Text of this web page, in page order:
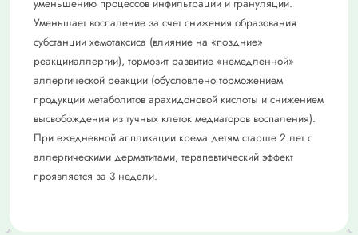
уменьшению процессов инфильтрации и грануляции.
Уменьшает воспаление за счет снижения образования
субстанции хемотаксиса (влияние на «поздние»
реакцииаллергии), тормозит развитие «немедленной»
аллергической реакции (обусловлено торможением
продукции метаболитов арахидоновой кислоты и снижением
высвобождения из тучных клеток медиаторов воспаления).
При ежедневной аппликации крема детям старше 2 лет с
аллергическими дерматитами, терапевтический эффект
проявляется за 3 недели.